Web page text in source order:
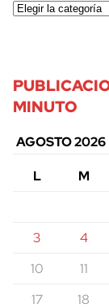
MINUTO
AGOSTO 2026
L
M
3
4
10
11
17
18